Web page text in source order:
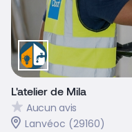
L'atelier de Mila
Aucun avis
Lanvéoc (29160)